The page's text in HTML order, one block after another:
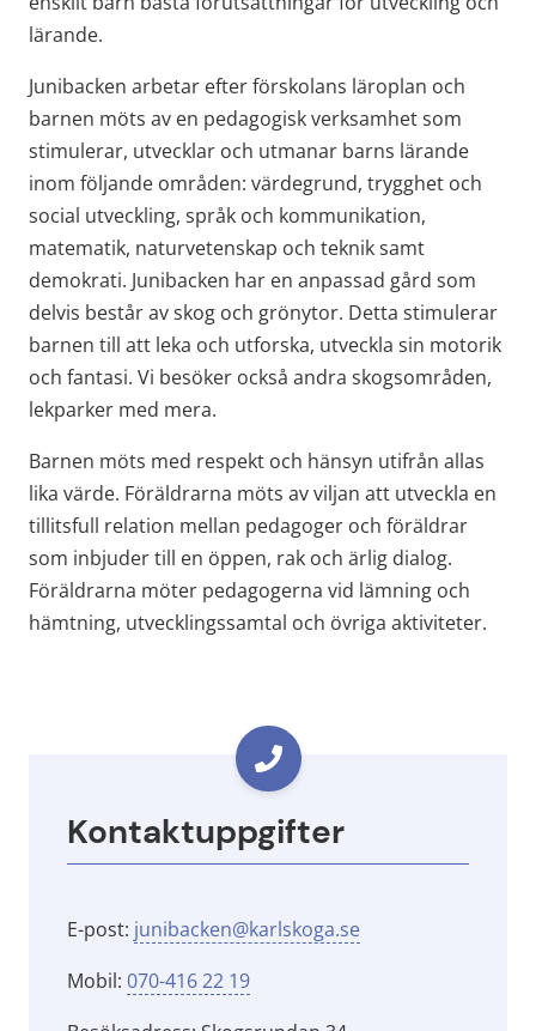
lärande.
Junibacken arbetar efter förskolans läroplan och
barnen möts av en pedagogisk verksamhet som
stimulerar, utvecklar och utmanar barns lärande
inom följande områden: värdegrund, trygghet och
social utveckling, språk och kommunikation,
matematik, naturvetenskap och teknik samt
demokrati. Junibacken har en anpassad gård som
delvis består av skog och grönytor. Detta stimulerar
barnen till att leka och utforska, utveckla sin motorik
och fantasi. Vi besöker också andra skogsområden,
lekparker med mera.
Barnen möts med respekt och hänsyn utifrån allas
lika värde. Föräldrarna möts av viljan att utveckla en
tillitsfull relation mellan pedagoger och föräldrar
som inbjuder till en öppen, rak och ärlig dialog.
Föräldrarna möter pedagogerna vid lämning och
hämtning, utvecklingssamtal och övriga aktiviteter.
Kontaktuppgifter
E-post: junibacken@karlskoga.se
Mobil: 070-416 22 19